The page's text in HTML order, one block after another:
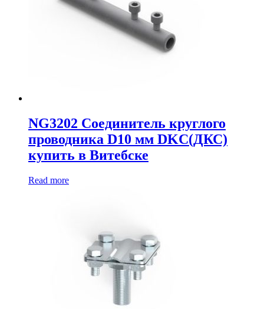
NG3202 Соединитель круглого
проводника D10 мм DKC(ДКС)
купить в Витебске
Read more